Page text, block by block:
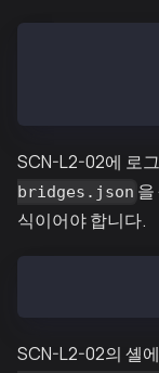
SCN-L2-02에 로
bridges.json 을
식이어야 합니다.
SCN-L2-02의 셸